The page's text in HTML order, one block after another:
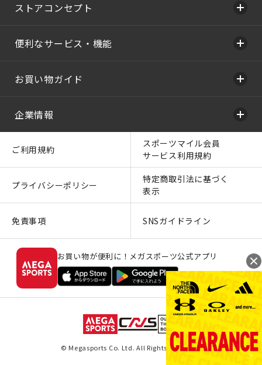
ストアコンセプト
便利なサービス・機能
お買い物ガイド
企業情報
ご利用規約
スポーツマイル会員
サービス利用規約
プライバシーポリシー
特定商取引法に基づく
表示
免責事項 SNSガイドライン
お買い物が便利に！メガスポーツ公式アプリ
© Megasports Co. Ltd. All Rights Reserved.